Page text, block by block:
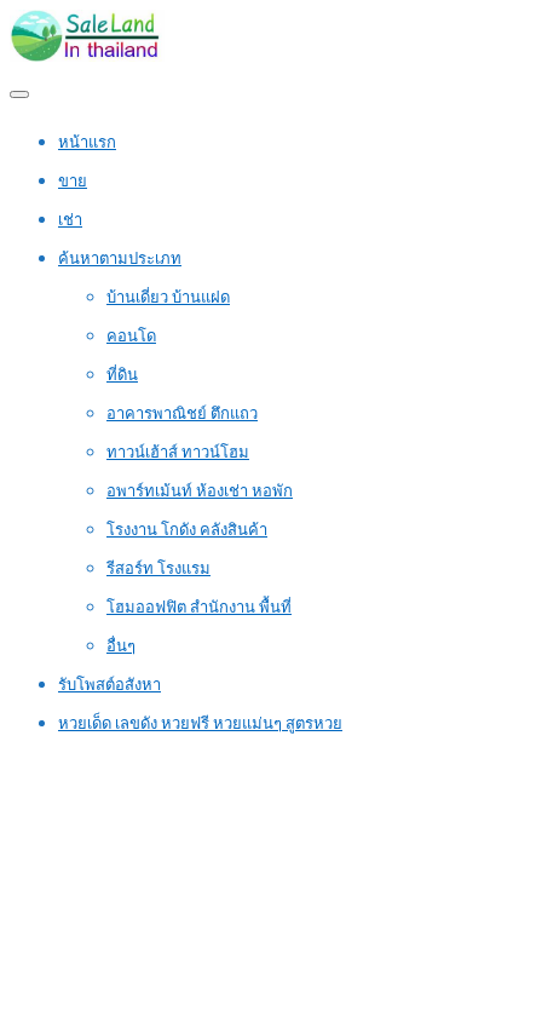
หน้าแรก
ขาย
เช่า
ค้นหาตามประเภท
บ้านเดี่ยว บ้านแฝด
คอนโด
ที่ดิน
อาคารพาณิชย์ ตึกแถว
ทาวน์เฮ้าส์ ทาวน์โฮม
อพาร์ทเม้นท์ ห้องเช่า หอพัก
โรงงาน โกดัง คลังสินค้า
รีสอร์ท โรงแรม
โฮมออฟฟิต สำนักงาน พื้นที่
อื่นๆ
รับโพสต์อสังหา
หวยเด็ด เลขดัง หวยฟรี หวยแม่นๆ สูตรหวย